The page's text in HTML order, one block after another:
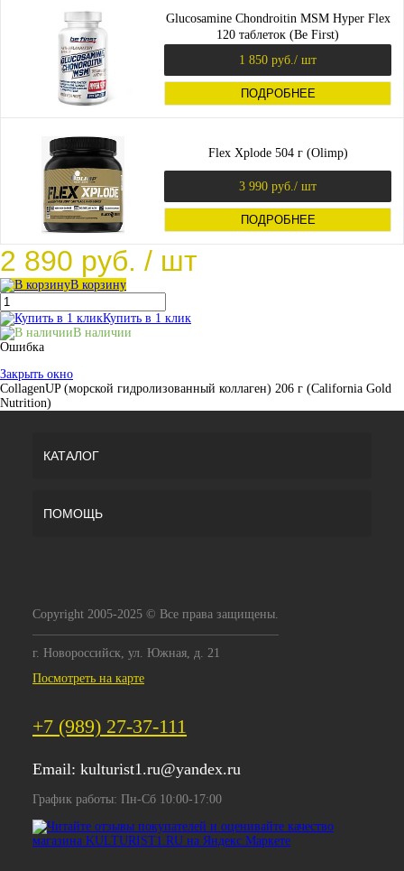
Glucosamine Chondroitin MSM Hyper Flex
120 таблеток (Be First)
1 850 руб. / шт
ПОДРОБНЕЕ
Flex Xplode 504 г (Olimp)
3 990 руб. / шт
ПОДРОБНЕЕ
2 890 руб. / шт
В корзину
Купить в 1 клик
В наличии
Ошибка
Закрыть окно
CollagenUP (морской гидролизованный коллаген) 206 г (California Gold
Nutrition)
КАТАЛОГ
ПОМОЩЬ
Copyright 2005-2025 © Все права защищены.
г. Новороссийск, ул. Южная, д. 21
Посмотреть на карте
+7 (989) 27-37-111
Email: kulturist1.ru@yandex.ru
График работы: Пн-Сб 10:00-17:00